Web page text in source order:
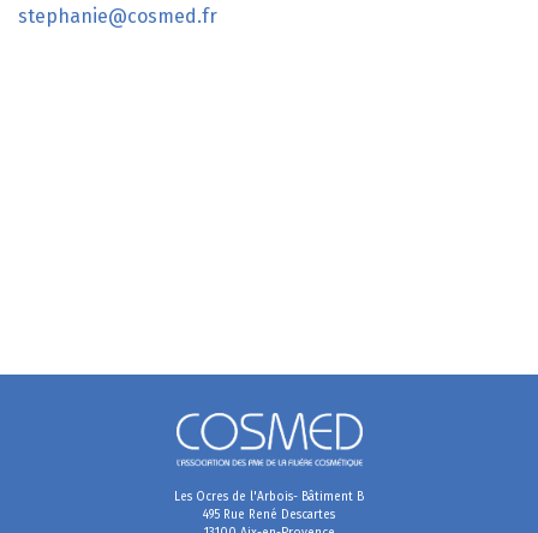
stephanie@cosmed.fr
Les Ocres de l'Arbois- Bâtiment B
495 Rue René Descartes